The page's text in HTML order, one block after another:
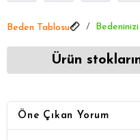
Beden Tablosu Bedeninizi
Ürün
Öne Çıkan Yorum